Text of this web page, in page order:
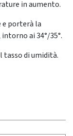
in aumento.
porterà la
ai 34°/35°.
di umidità.